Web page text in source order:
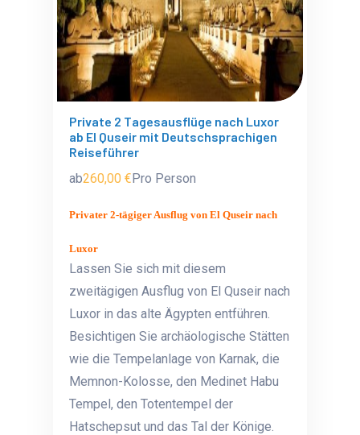
Private 2 Tagesausflüge nach Luxor
ab El Quseir mit Deutschsprachigen
Reiseführer
ab260,00 €Pro Person
Privater 2-tägiger Ausflug von El Quseir nach
Luxor
Lassen Sie sich mit diesem
zweitägigen Ausflug von El Quseir nach
Luxor in das alte Ägypten entführen.
Besichtigen Sie archäologische Stätten
wie die Tempelanlage von Karnak, die
Memnon-Kolosse, den Medinet Habu
Tempel, den Totentempel der
Hatschepsut und das Tal der Könige.